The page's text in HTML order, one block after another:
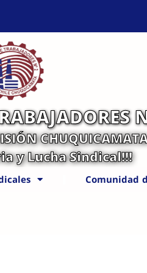
y Lucha Sindical!!!
Comunidad